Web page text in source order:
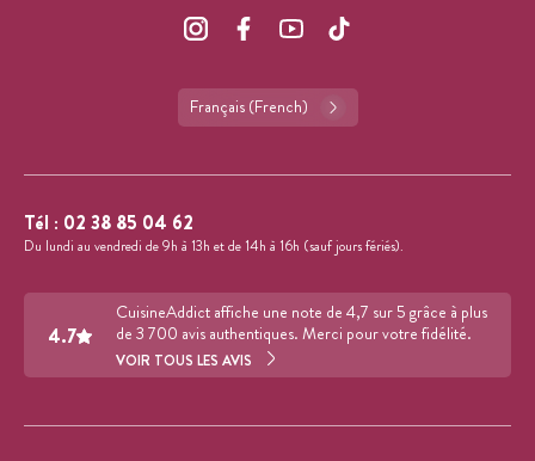
Français (French)
Tél : 02 38 85 04 62
Du lundi au vendredi de 9h à 13h et de 14h à 16h (sauf jours fériés).
4.7
CuisineAddict affiche une note de 4,7 sur 5 grâce à plus
de 3 700 avis authentiques. Merci pour votre fidélité.
VOIR TOUS LES AVIS